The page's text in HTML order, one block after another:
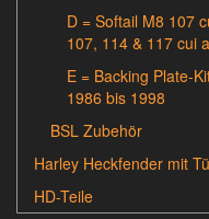
D = Softail M8 107
107, 114 & 117 cui
E = Backing Plate-
1986 bis 1998
BSL Zubehör
Harley Heckfender mit
HD-Teile